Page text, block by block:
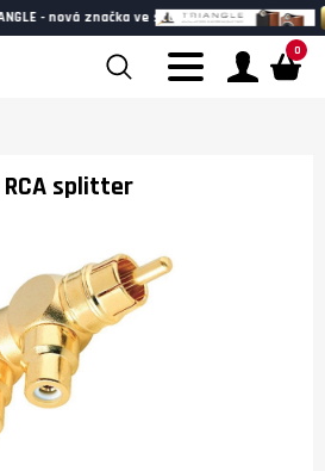
Wharfedale HERITAGE - k poslechu v
0
splitter